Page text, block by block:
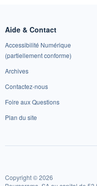
Aide & Contact
Accessibilité Numérique
(partiellement conforme)
Archives
Contactez-nous
Foire aux Questions
Plan du site
Copyright © 2026